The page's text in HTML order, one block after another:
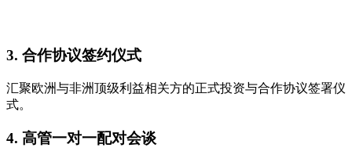
3. 合作协议签约仪式
汇聚欧洲与非洲顶级利益相关方的正式投资与合作协议签署仪
式。
4. 高管一对一配对会谈